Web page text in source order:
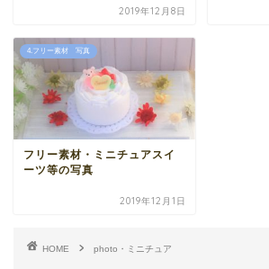
2019年12月8日
4.フリー素材 写真
フリー素材・ミニチュアスイ
ーツ等の写真
2019年12月1日
HOME photo・ミニチュア